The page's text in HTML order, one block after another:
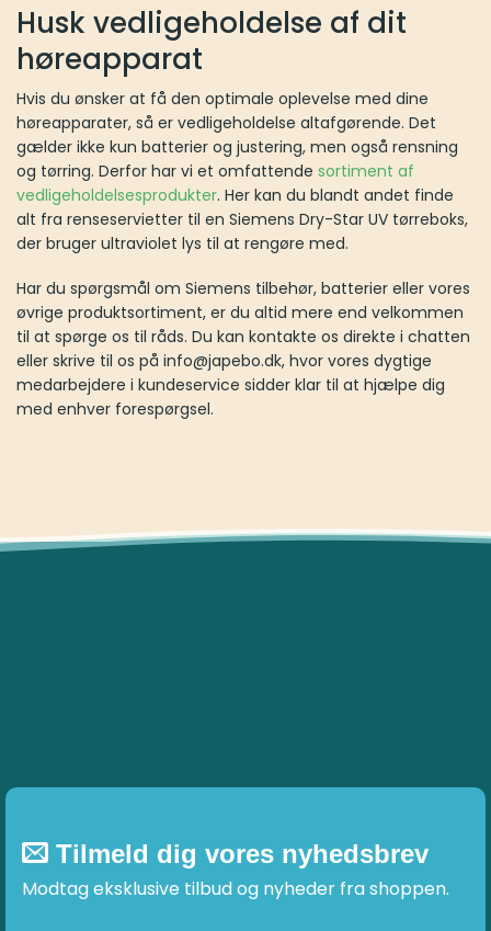
Husk vedligeholdelse af dit
høreapparat
Hvis du ønsker at få den optimale oplevelse med dine
høreapparater, så er vedligeholdelse altafgørende. Det
gælder ikke kun batterier og justering, men også rensning
og tørring. Derfor har vi et omfattende sortiment af
vedligeholdelsesprodukter. Her kan du blandt andet finde
alt fra renseservietter til en Siemens Dry-Star UV tørreboks,
der bruger ultraviolet lys til at rengøre med.
Har du spørgsmål om Siemens tilbehør, batterier eller vores
øvrige produktsortiment, er du altid mere end velkommen
til at spørge os til råds. Du kan kontakte os direkte i chatten
eller skrive til os på info@japebo.dk, hvor vores dygtige
medarbejdere i kundeservice sidder klar til at hjælpe dig
med enhver forespørgsel.
Tilmeld dig vores nyhedsbrev
Modtag eksklusive tilbud og nyheder fra shoppen.